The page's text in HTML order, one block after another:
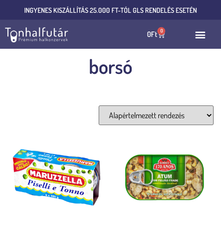
INGYENES KISZÁLLÍTÁS 25.000 FT-TÓL GLS RENDELÉS ESETÉN
0Ft 0
borsó